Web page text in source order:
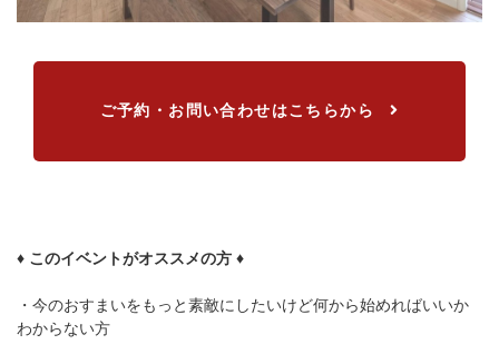
ご予約・お問い合わせはこちらから
♦ このイベントがオススメの方 ♦
・今のおすまいをもっと素敵にしたいけど何から始めればいいか
わからない方